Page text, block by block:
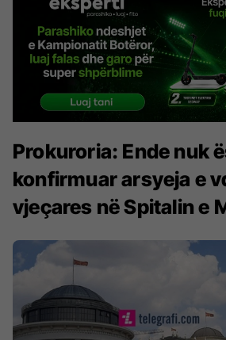
Prokuroria: Ende nuk
konfirmuar arsyeja e
vjeçares në Spitalin e